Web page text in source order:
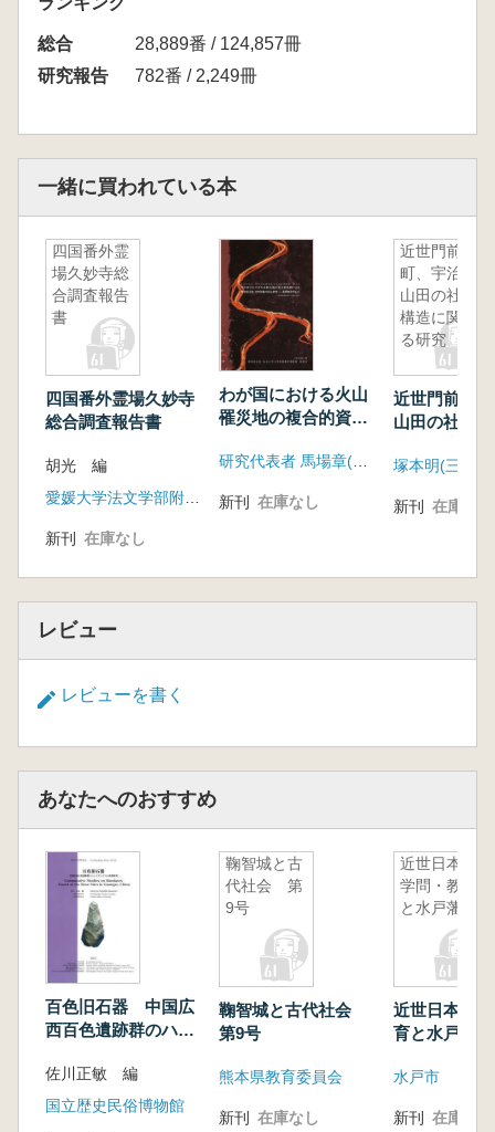
総合
28,889番 / 124,857冊
研究報告
782番 / 2,249冊
一緒に買われている本
四国番外霊
場久妙寺総
合調査報告
書
四国番外霊場久妙寺
総合調査報告書
胡光 編
新刊 在庫なし
わが国における火山
罹災地の複合的資料
自然景観の復元研究
研究代表者 馬場章(東京大学大学院情報学環)
新刊 在庫なし
近世門前
町、宇治・
山田の社会
構造に関す
る研究
近世門前町
山田の社会
新刊 在庫なし
レビュー
レビューを書く
あなたへのおすすめ
百色旧石器 中国広
西百色遺跡群のハン
究
佐川正敏 編
国立歴史民俗博物館
鞠智城と古
代社会 第
9号
鞠智城と古代社会
第9号
熊本県教育委員会
新刊 在庫なし
近世日本の
学問・教育
と水戸藩2
近世日本の
育と水戸藩2
水戸市
新刊 在庫なし